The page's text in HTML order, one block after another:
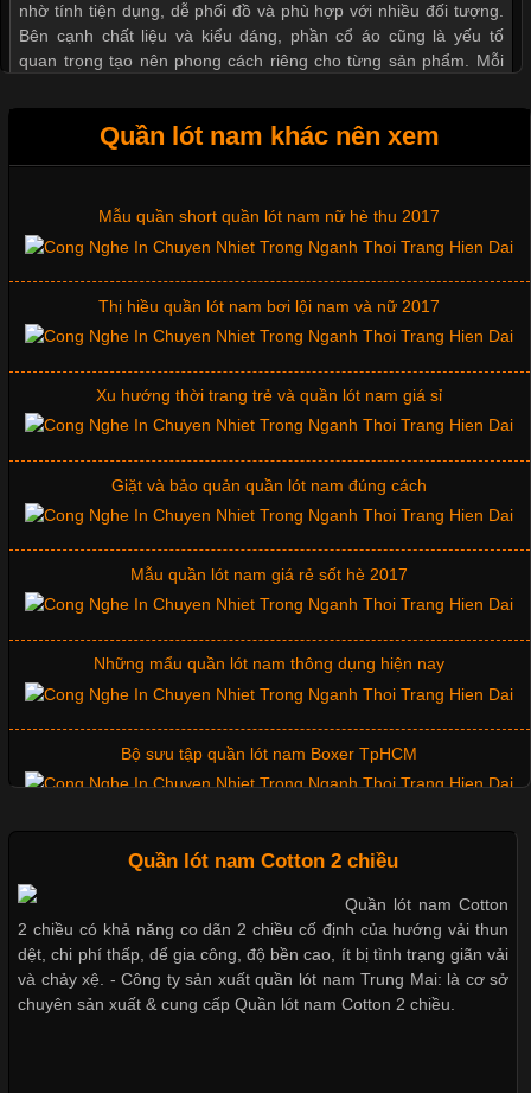
nhờ tính tiện dụng, dễ phối đồ và phù hợp với nhiều đối tượng.
Bên cạnh chất liệu và kiểu dáng, phần cổ áo cũng là yếu tố
quan trọng tạo nên phong cách riêng cho từng sản phẩm. Mỗi
Những Mẫu Áo Thun Đồng Phục Công Ty Được Ưa
Chuộng Hiện Nay
Cập nhật 2026-06-01 14:23:34
chuyên nghiệp đóng vai trò quan trọng đối với sự phát triển của
doanh nghiệp. Một trong những giải pháp hiệu quả được nhiều
đơn vị lựa chọn hiện nay là sử dụng áo thun đồng phục công ty.
Chất Liệu Lycra Có Gì Đặc Biệt Trong Ngành Thời Trang?
Cập nhật 2026-05-27 17:03:46
Vải Lycra Là Gì? Chất Liệu Co Giãn Được Ưa Chuộng Trong
Ngành May Mặc Trong ngành thời trang hiện đại, các loại vải có
khả năng co giãn tốt ngày càng được ưa chuộng nhằm mang lại
cảm giác thoải mái cho người mặc. Trong đó, vải Lycra là một
trong những chất liệu nổi bật nhờ độ đàn hồi cao,
Chất Liệu Bamboo Xu Hướng Mới Trong Ngành Thời Trang
Cập nhật 2026-05-21 14:59:25
Trong những năm gần đây, vải Bamboo đang trở thành một
Quần lót nam khác nên xem
Mẫu quần short quần lót nam nữ hè thu 2017
Thị hiều quần lót nam bơi lội nam và nữ 2017
Xu hướng thời trang trẻ và quần lót nam giá sỉ
Giặt và bảo quản quần lót nam đúng cách
Mẫu quần lót nam giá rẻ sốt hè 2017
Những mẩu quần lót nam thông dụng hiện nay
Bộ sưu tập quần lót nam Boxer TpHCM
Nguyên bộ quần lót nam Boxer thun lạnh giá rẻ
Quần lót nam Cotton 2 chiều
Quần lót nam Cotton
2 chiều có khả năng co dãn 2 chiều cố định của hướng vải thun
dệt, chi phí thấp, dể gia công, độ bền cao, ít bị tình trạng giãn vải
và chảy xệ. - Công ty sản xuất quần lót nam Trung Mai: là cơ sở
chuyên sản xuất & cung cấp Quần lót nam Cotton 2 chiều.